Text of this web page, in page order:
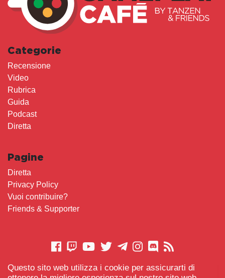
Questo sito web utilizza i cookie per assicurarti di
Categorie
Recensione
Video
Rubrica
Guida
Podcast
Diretta
Pagine
Diretta
Privacy Policy
Vuoi contribuire?
Friends & Supporter
CONTATTACI